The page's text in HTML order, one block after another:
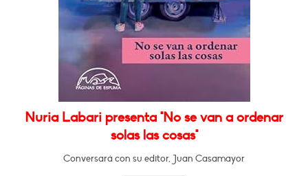
Nuria Labari presenta "No se van a ordenar
solas las cosas"
Conversará con su editor, Juan Casamayor